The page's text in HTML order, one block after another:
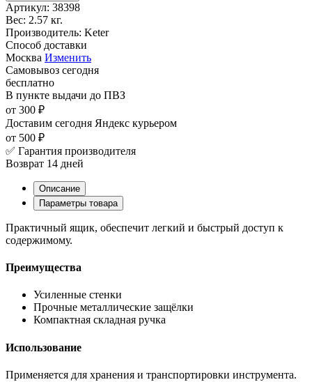
Артикул: 38398
Вес: 2.57 кг.
Производитель: Keter
Способ доставки
Москва Изменить
Самовывоз сегодня
бесплатно
В пункте выдачи до ПВЗ
от 300 ₽
Доставим сегодня Яндекс курьером
от 500 ₽
✅ Гарантия производителя
Возврат 14 дней
Описание
Параметры товара
Практичный ящик, обеспечит легкий и быстрый доступ к
содержимому.
Преимущества
Усиленные стенки
Прочные металлические защёлки
Компактная складная ручка
Использование
Применяется для хранения и транспортировки инструмента.